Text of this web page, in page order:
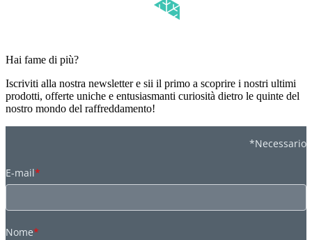
Hai fame di più?
Iscriviti alla nostra newsletter e sii il primo a scoprire i nostri ultimi
prodotti, offerte uniche e entusiasmanti curiosità dietro le quinte del
nostro mondo del raffreddamento!
*Necessario
E-mail*
Nome*